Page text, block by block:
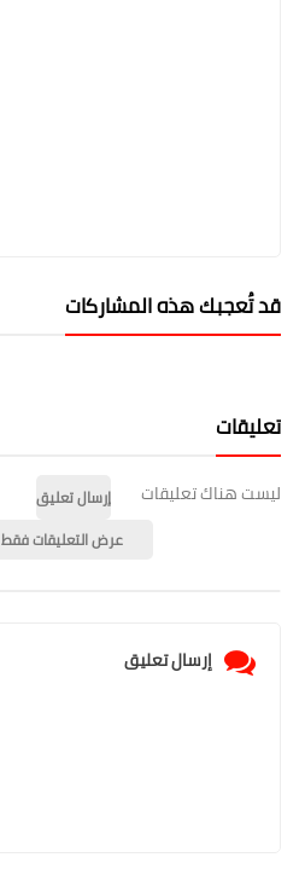
قد تُعجبك هذه المشاركات
تعليقات
ليست هناك تعليقات
إرسال تعليق
عرض التعليقات فقط
إرسال تعليق